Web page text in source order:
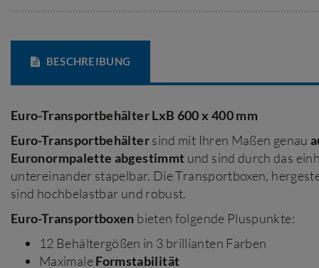
BESCHREIBUNG
Euro-Transportbehälter LxB 600 x 400 mm
Euro-Transportbehältersind mit Ihren Maßen genau
Euronormpalette abgestimmt und sind durch das
untereinander stapelbar. Die Transportboxen,
sind hochbelastbar und robust.
Euro-Transportboxen bieten folgende Pluspunkte:
12 Behältergößen in 3 brillianten Farben
MaximaleFormstabilität